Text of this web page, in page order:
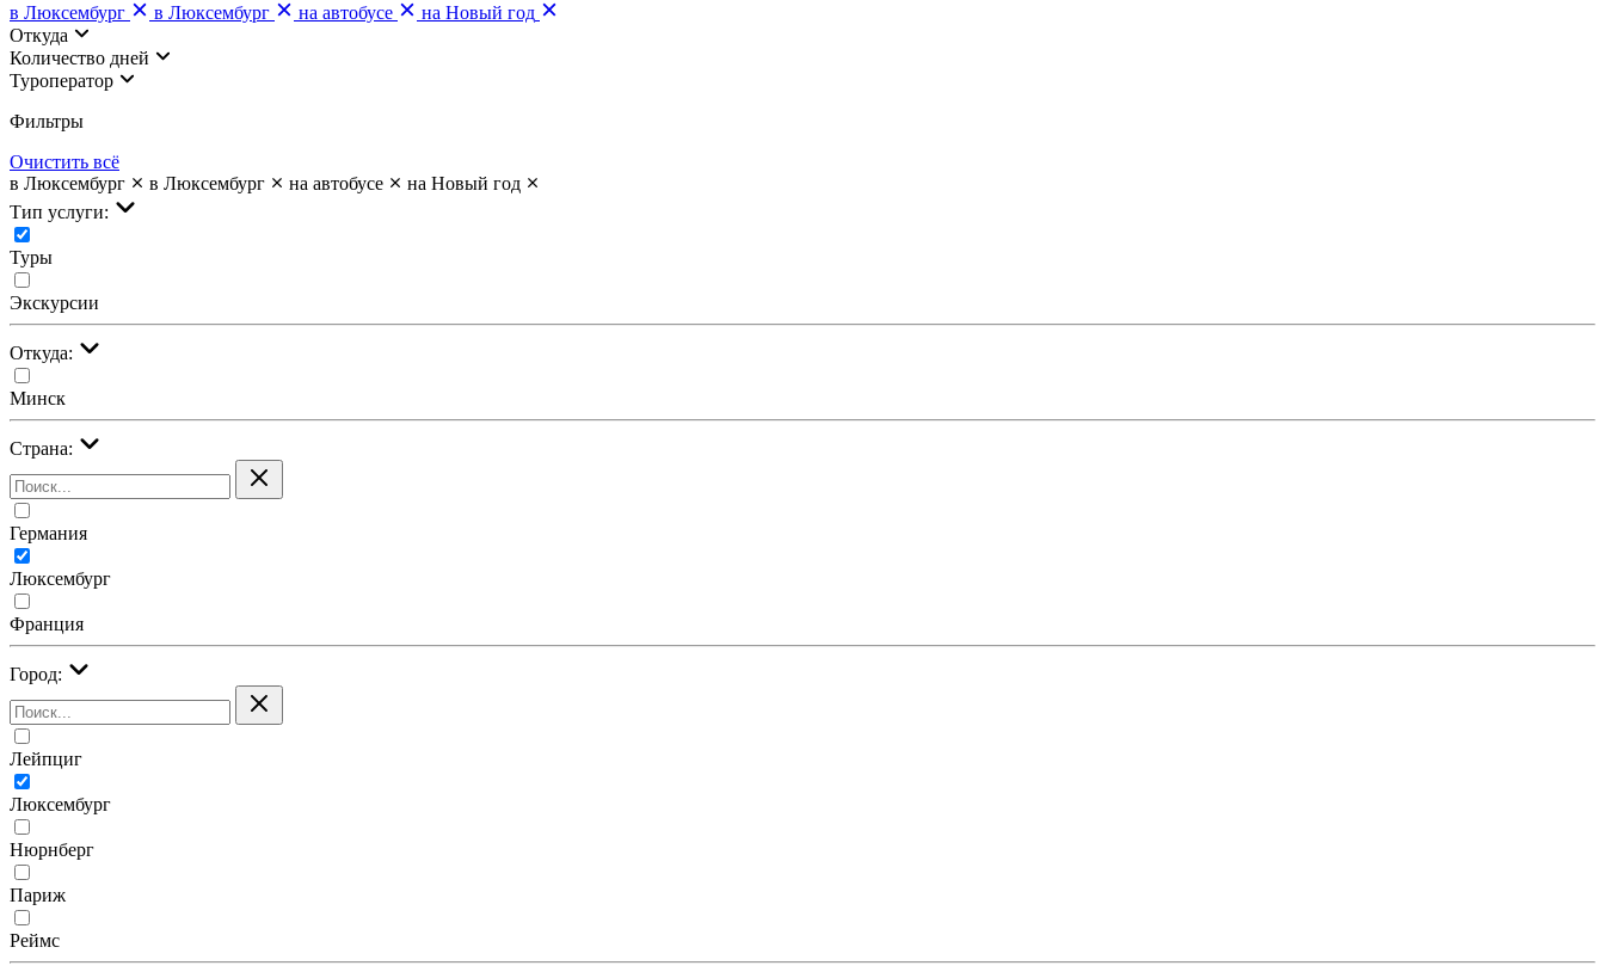
в Люксембург
в Люксембург на автобусе
на Новый год
Откуда
Количество дней
Туроператор
Фильтры
Очистить всё
в Люксембург
в Люксембург на автобусе
на Новый год
Тип услуги:
Туры
Экскурсии
Откуда:
Минск
Страна:
Германия
Люксембург
Франция
Город:
Лейпциг
Люксембург
Нюрнберг
Париж
Реймс